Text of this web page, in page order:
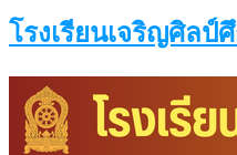
โรงเรียนเจริญศิล